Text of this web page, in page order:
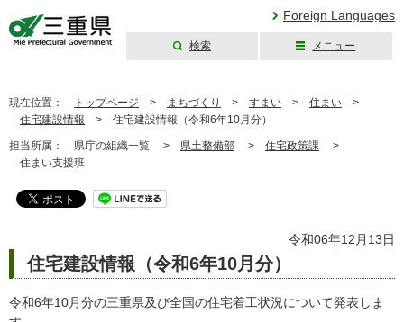
Foreign Languages
検索 メニュー
現在位置： トップページ > まちづくり > すまい > 住まい >
住宅建設情報 > 住宅建設情報（令和6年10月分）
担当所属： 県庁の組織一覧 > 県土整備部 > 住宅政策課 >
住まい支援班
令和06年12月13日
住宅建設情報（令和6年10月分）
令和6年10月分の三重県及び全国の住宅着工状況について発表しま